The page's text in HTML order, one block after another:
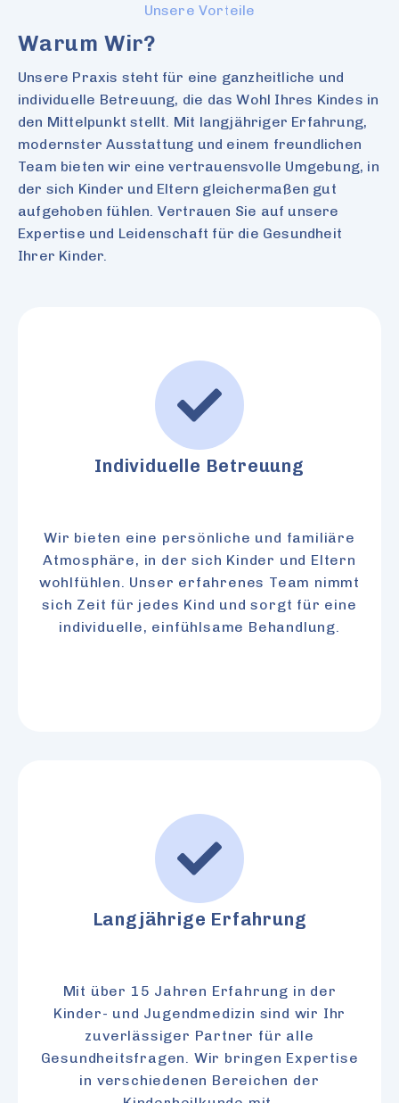
Unsere Vorteile
Warum Wir?
Unsere Praxis steht für eine ganzheitliche und
individuelle Betreuung, die das Wohl Ihres Kindes in
den Mittelpunkt stellt. Mit langjähriger Erfahrung,
modernster Ausstattung und einem freundlichen
Team bieten wir eine vertrauensvolle Umgebung, in
der sich Kinder und Eltern gleichermaßen gut
aufgehoben fühlen. Vertrauen Sie auf unsere
Expertise und Leidenschaft für die Gesundheit
Ihrer Kinder.
Individuelle Betreuung
Wir bieten eine persönliche und familiäre
Atmosphäre, in der sich Kinder und Eltern
wohlfühlen. Unser erfahrenes Team nimmt
sich Zeit für jedes Kind und sorgt für eine
individuelle, einfühlsame Behandlung.
Langjährige Erfahrung
Mit über 15 Jahren Erfahrung in der
Kinder- und Jugendmedizin sind wir Ihr
zuverlässiger Partner für alle
Gesundheitsfragen. Wir bringen Expertise
in verschiedenen Bereichen der